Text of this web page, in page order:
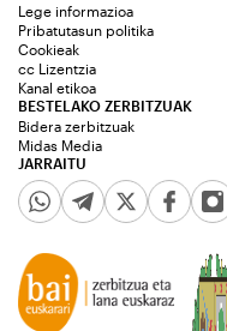
JARRAITU
Lege informazioa
Pribatutasun politika
Cookieak
cc Lizentzia
Kanal etikoa
BESTELAKO ZERBITZUAK
Bidera zerbitzuak
Midas Media